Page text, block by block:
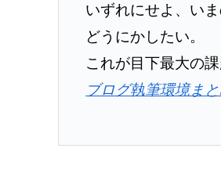
いずれにせよ、い
どうにかしたい。
これが目下最大の課
ブログ執筆環境ま